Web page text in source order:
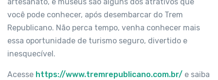
você pode conhecer, após desembarcar do Trem
Republicano. Não perca tempo, venha conhecer mais
essa oportunidade de turismo seguro, divertido e
inesquecível.
Acesse https://www.tremrepublicano.com.br/ e saiba